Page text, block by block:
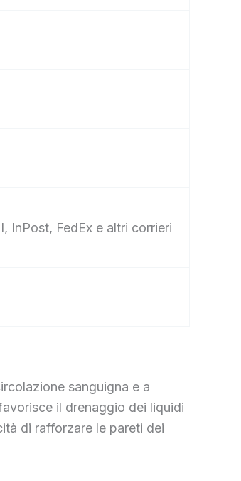
InPost, FedEx e altri corrieri
sanguigna e a
il drenaggio dei liquidi
di rafforzare le pareti dei